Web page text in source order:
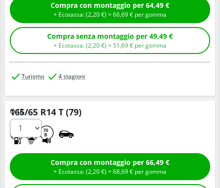
Compra con montaggio per 64,49 €
+ Ecotassa: (2,20€ ) =66,69€ per gomma
Compra senza montaggio per 49,49 €
+ Ecotassa: (2,20€ ) =51,69€ per gomma
Turismo 4 stagioni
165/65 R14 T (79)
70
B
Q.tà
Compra con montaggio per 66,49 €
+ Ecotassa: (2,20€ ) =68,69€ per gomma